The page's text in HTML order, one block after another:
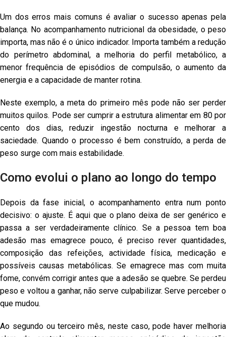
Um dos erros mais comuns é avaliar o sucesso apenas pela
balança. No acompanhamento nutricional da obesidade, o peso
importa, mas não é o único indicador. Importa também a redução
do perímetro abdominal, a melhoria do perfil metabólico, a
menor frequência de episódios de compulsão, o aumento da
energia e a capacidade de manter rotina.
Neste exemplo, a meta do primeiro mês pode não ser perder
muitos quilos. Pode ser cumprir a estrutura alimentar em 80 por
cento dos dias, reduzir ingestão nocturna e melhorar a
saciedade. Quando o processo é bem construído, a perda de
peso surge com mais estabilidade.
Como evolui o plano ao longo do tempo
Depois da fase inicial, o acompanhamento entra num ponto
decisivo: o ajuste. É aqui que o plano deixa de ser genérico e
passa a ser verdadeiramente clínico. Se a pessoa tem boa
adesão mas emagrece pouco, é preciso rever quantidades,
composição das refeições, actividade física, medicação e
possíveis causas metabólicas. Se emagrece mas com muita
fome, convém corrigir antes que a adesão se quebre. Se perdeu
peso e voltou a ganhar, não serve culpabilizar. Serve perceber o
que mudou.
Ao segundo ou terceiro mês, neste caso, pode haver melhoria